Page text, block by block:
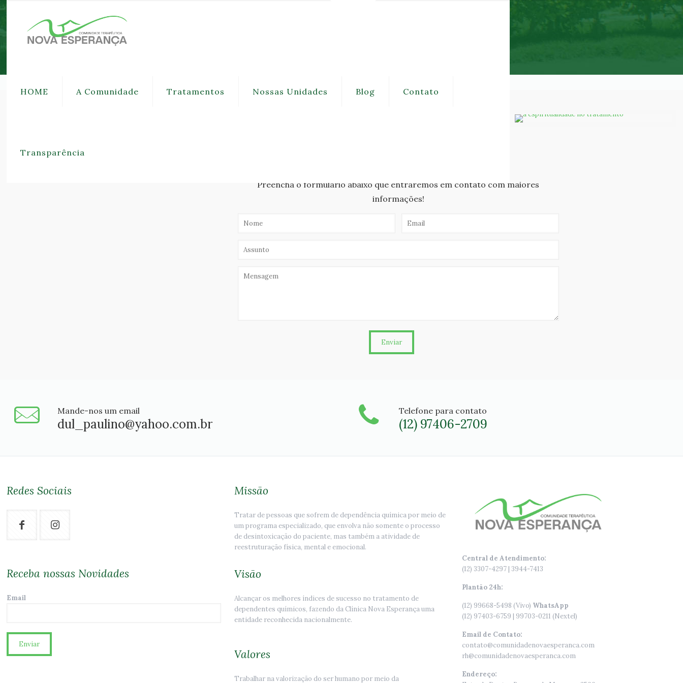
HOME A Comunidade Tratamentos Nossas Unidades Blog Contato
Transparência
Preencha o formulário abaixo que entraremos em contato com maiores
informações!
Mande-nos um email
dul_paulino@yahoo.com.br
Telefone para contato
(12) 97406-2709
Redes Sociais
Receba nossas Novidades
Email
Missão
Tratar de pessoas que sofrem de dependência química por meio de
um programa especializado, que envolva não somente o processo
de desintoxicação do paciente, mas também a atividade de
reestruturação física, mental e emocional.
Visão
Alcançar os melhores índices de sucesso no tratamento de
dependentes químicos, fazendo da Clínica Nova Esperança uma
entidade reconhecida nacionalmente.
Valores
Trabalhar na valorização do ser humano por meio da
Central de Atendimento:
(12) 3307-4297 | 3944-7413
Plantão 24h:
(12) 99668-5498 (Vivo) WhatsApp
(12) 97403-6759 | 99703-0211 (Nextel)
Email de Contato:
contato@comunidadenovaesperanca.com
rh@comunidadenovaesperanca.com
Endereço: